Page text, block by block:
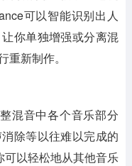
可以智能识别出人
你单独增强或分离混
新制作。
混音中各个音乐部分
除等以往难以完成的
以轻松地从其他音乐